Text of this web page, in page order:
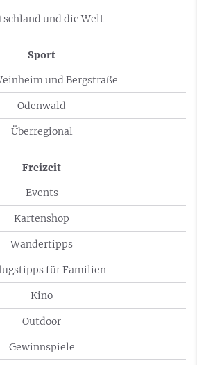
und die Welt
Sport
und Bergstraße
Odenwald
Überregional
Freizeit
Events
Kartenshop
Wandertipps
für Familien
Kino
Outdoor
Gewinnspiele